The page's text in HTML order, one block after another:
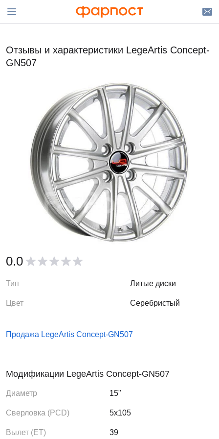
Отзывы и характеристики LegeArtis Concept-
GN507
0.0
Тип Литые диски
Цвет Серебристый
Продажа LegeArtis Concept-GN507
Модификации LegeArtis Concept-GN507
Диаметр 15"
Сверловка (PCD) 5x105
Вылет (ЕТ) 39